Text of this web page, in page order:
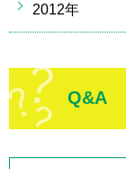
2012年
Q&A